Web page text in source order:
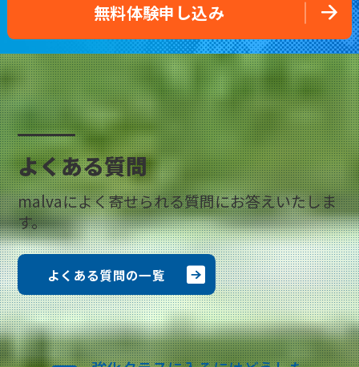
無料体験申し込み
よくある質問
malvaによく寄せられる質問にお答えいたしま
す。
よくある質問の一覧